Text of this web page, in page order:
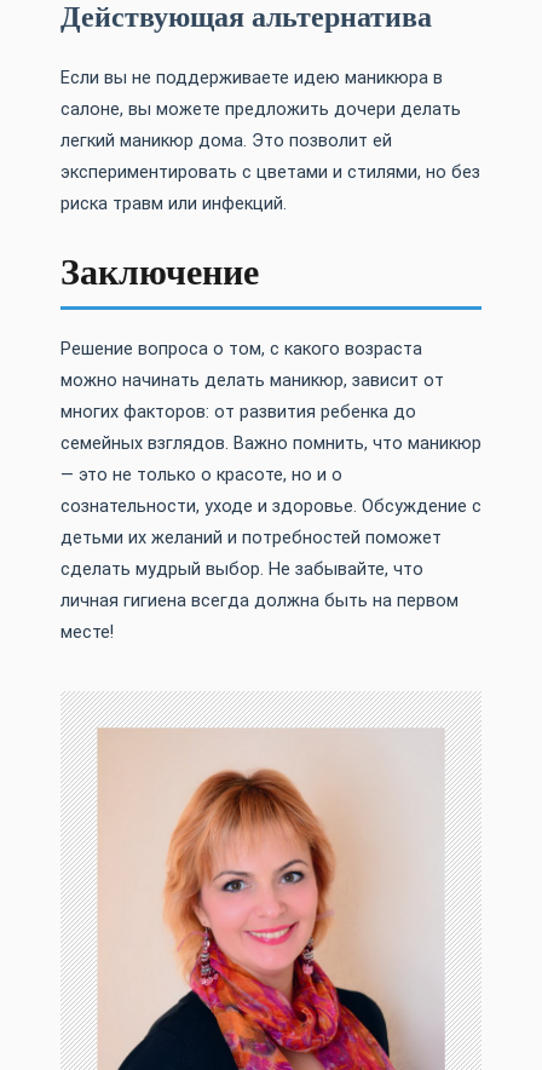
Действующая альтернатива
Если вы не поддерживаете идею маникюра в
салоне, вы можете предложить дочери делать
легкий маникюр дома. Это позволит ей
экспериментировать с цветами и стилями, но без
риска травм или инфекций.
Заключение
Решение вопроса о том, с какого возраста
можно начинать делать маникюр, зависит от
многих факторов: от развития ребенка до
семейных взглядов. Важно помнить, что маникюр
— это не только о красоте, но и о
сознательности, уходе и здоровье. Обсуждение с
детьми их желаний и потребностей поможет
сделать мудрый выбор. Не забывайте, что
личная гигиена всегда должна быть на первом
месте!